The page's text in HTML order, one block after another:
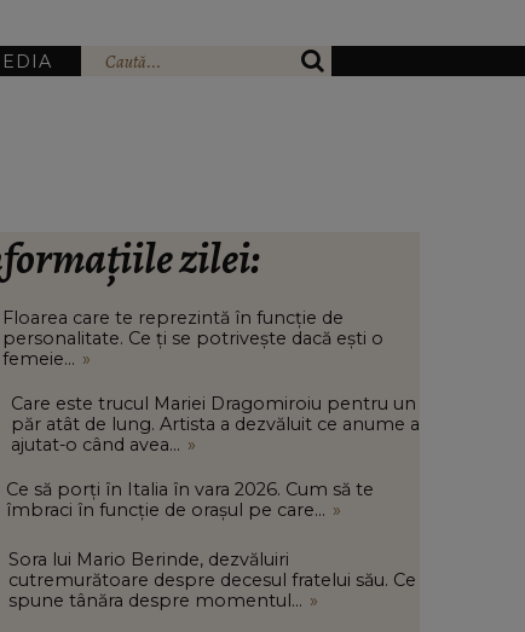
zilei:
Floarea care te reprezintă în funcție de
personalitate. Ce ți se potrivește dacă ești o
femeie... »
Care este trucul Mariei Dragomiroiu pentru un
păr atât de lung. Artista a dezvăluit ce anume a
ajutat-o când avea... »
Ce să porți în Italia în vara 2026. Cum să te
îmbraci în funcție de orașul pe care... »
Sora lui Mario Berinde, dezvăluiri
cutremurătoare despre decesul fratelui său. Ce
spune tânăra despre momentul... »